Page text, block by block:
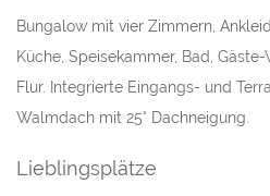
Bungalow mit vier Zimmern,
Küche, Speisekammer, Bad,
Flur. Integrierte Eingangs- und
Walmdach mit 25° Dachneigung.
Lieblingsplätze